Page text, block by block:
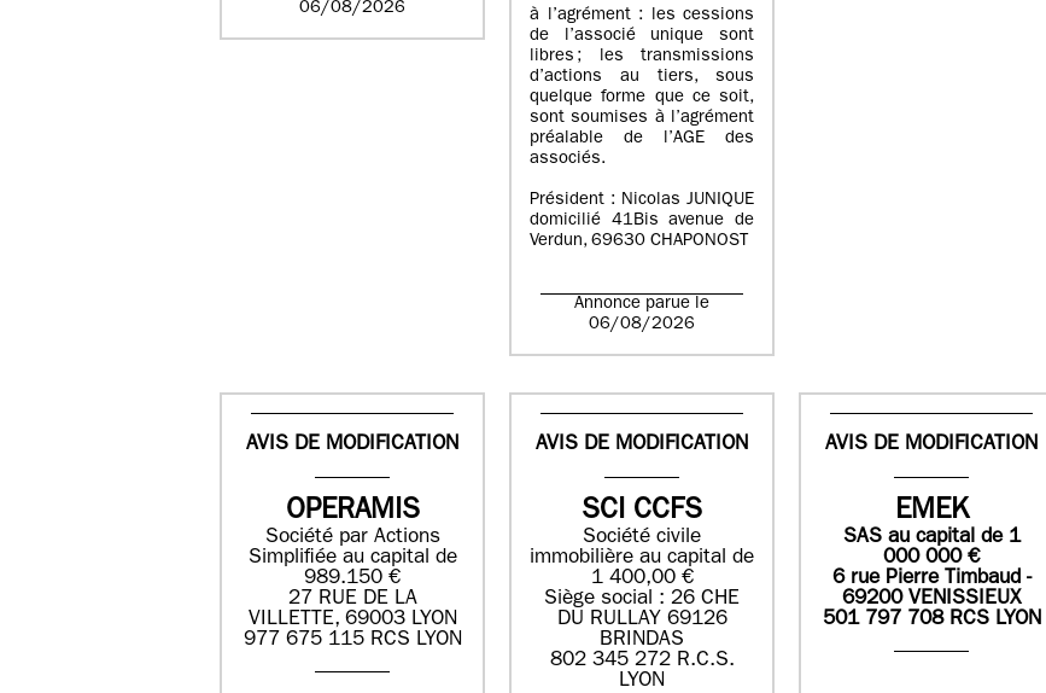
06/08/2026
à l’agrément : les cessions
de l’associé unique sont
libres ; les transmissions
d’actions au tiers, sous
quelque forme que ce soit,
sont soumises à l’agrément
préalable de l’AGE des
associés.
Président : Nicolas JUNIQUE
domicilié 41Bis avenue de
Verdun, 69630 CHAPONOST
Annonce parue le
06/08/2026
AVIS DE MODIFICATION
OPERAMIS
Société par Actions
Simplifiée au capital de
989.150 €
27 RUE DE LA
VILLETTE, 69003 LYON
977 675 115 RCS LYON
AVIS DE MODIFICATION
SCI CCFS
Société civile
immobilière au capital de
1 400,00 €
Siège social : 26 CHE
DU RULLAY 69126
BRINDAS
802 345 272 R.C.S.
LYON
AVIS DE MODIFICATION
EMEK
SASau capital de 1
000 000€
6 rue Pierre Timbaud -
69200 VENISSIEUX
501 797 708 RCS LYON